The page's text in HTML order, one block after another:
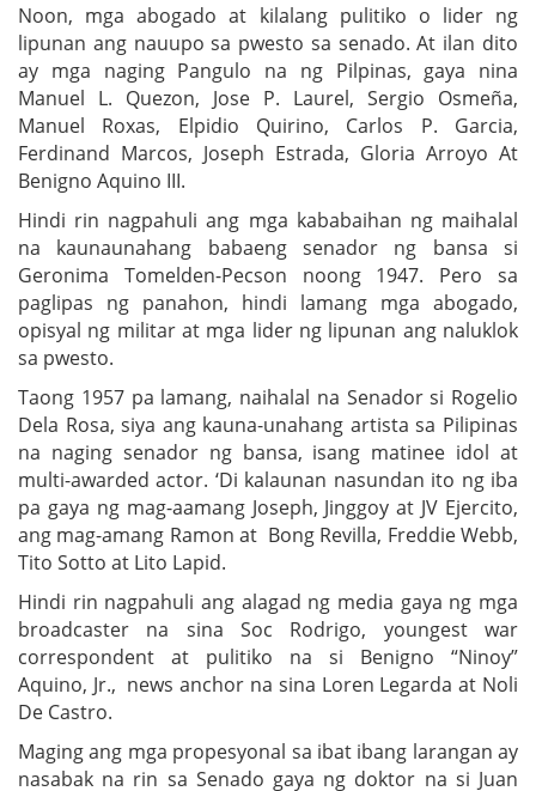
Noon, mga abogado at kilalang pulitiko o lider ng
lipunan ang nauupo sa pwesto sa senado. At ilan dito
ay mga naging Pangulo na ng Pilpinas, gaya nina
Manuel L. Quezon, Jose P. Laurel, Sergio Osmeña,
Manuel Roxas, Elpidio Quirino, Carlos P. Garcia,
Ferdinand Marcos, Joseph Estrada, Gloria Arroyo At
Benigno Aquino III.
Hindi rin nagpahuli ang mga kababaihan ng maihalal
na kaunaunahang babaeng senador ng bansa si
Geronima Tomelden-Pecson noong 1947. Pero sa
paglipas ng panahon, hindi lamang mga abogado,
opisyal ng militar at mga lider ng lipunan ang naluklok
sa pwesto.
Taong 1957 pa lamang, naihalal na Senador si Rogelio
Dela Rosa, siya ang kauna-unahang artista sa Pilipinas
na naging senador ng bansa, isang matinee idol at
multi-awarded actor. ‘Di kalaunan nasundan ito ng iba
pa gaya ng mag-aamang Joseph, Jinggoy at JV Ejercito,
ang mag-amang Ramon at Bong Revilla, Freddie Webb,
Tito Sotto at Lito Lapid.
Hindi rin nagpahuli ang alagad ng media gaya ng mga
broadcaster na sina Soc Rodrigo, youngest war
correspondent at pulitiko na si Benigno “Ninoy”
Aquino, Jr., news anchor na sina Loren Legarda at Noli
De Castro.
Maging ang mga propesyonal sa ibat ibang larangan ay
nasabak na rin sa Senado gaya ng doktor na si Juan